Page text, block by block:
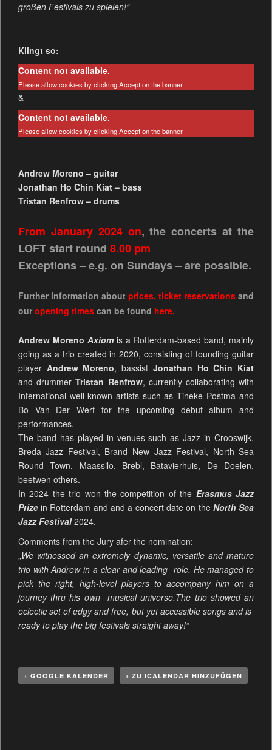
großen Festivals zu spielen!“
Klingt so:
Content not available.
Please allow cookies by clicking Accept on the banner
&
Content not available.
Please allow cookies by clicking Accept on the banner
Andrew Moreno – guitar
Jonathan Ho Chin Kiat – bass
Tristan Renfrow – drums
From January 2024 on, the concerts at the
LOFT start round 8.00 pm
Exceptions – e.g. on Sundays – are possible.
Further information about prices,ticket reservations and
our opening timescan be found here.
Andrew Moreno Axiomis a Rotterdam-based band, mainly
going as a trio created in 2020, consisting of founding guitar
player Andrew Moreno, bassist Jonathan Ho Chin Kiat
and drummerTristan Renfrow, currently collaborating with
International well-known artists such as Tineke Postma and
Bo Van Der Werf for the upcoming debut album and
performances.
The band has played in venues such as Jazz in Crooswijk,
Breda Jazz Festival, Brand New Jazz Festival, North Sea
Round Town, Maassilo, Brebl, Batavierhuis, De Doelen,
beetwen others.
In 2024 the trio won the competition of the Erasmus Jazz
Prize in Rotterdam and and a concert date on the North Sea
Jazz Festival 2024.
Comments from the Jury afer the nomination:
„We witnessed an extremely dynamic, versatile and mature
trio with Andrew in a clear and leading role. He managed to
pick the right, high-level players to accompany him on a
journey thru his own musical universe.The trio showed an
eclectic set of edgy and free, but yet accessible songs and is
ready to play the big festivals straight away!“
+ GOOGLE KALENDER + ZU ICALENDAR HINZUFÜGEN